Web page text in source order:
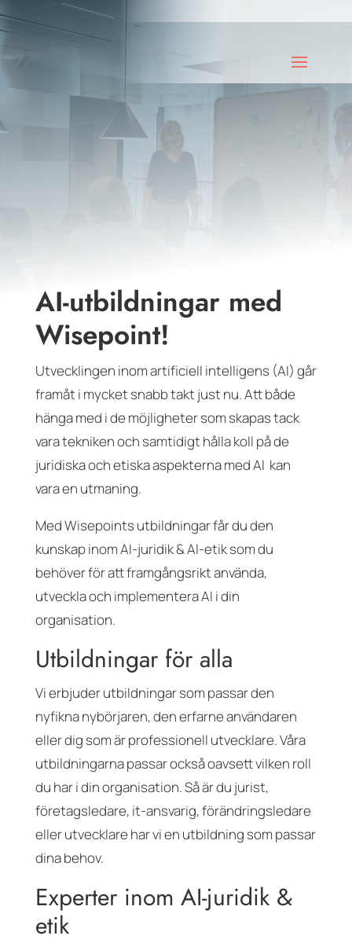
AI-utbildningar med
Wisepoint!
Utvecklingen inom artificiell intelligens (AI) går
framåt i mycket snabb takt just nu. Att både
hänga med i de möjligheter som skapas tack
vara tekniken och samtidigt hålla koll på de
juridiska och etiska aspekterna med AI kan
vara en utmaning.
Med Wisepoints utbildningar får du den
kunskap inom AI-juridik & AI-etik som du
behöver för att framgångsrikt använda,
utveckla och implementera AI i din
organisation.
Utbildningar för alla
Vi erbjuder utbildningar som passar den
nyfikna nybörjaren, den erfarne användaren
eller dig som är professionell utvecklare. Våra
utbildningarna passar också oavsett vilken roll
du har i din organisation. Så är du jurist,
företagsledare, it-ansvarig, förändringsledare
eller utvecklare har vi en utbildning som passar
dina behov.
Experter inom AI-juridik &
etik